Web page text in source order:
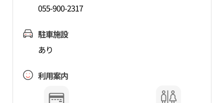
055-900-2317
駐車施設
あり
利用案内